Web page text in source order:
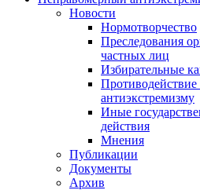
Новости
Нормотворчество
Преследования
частных лиц
Избирательные
антиэкстремизму
Иные
действия
Мнения
Публикации
Документы
Архив